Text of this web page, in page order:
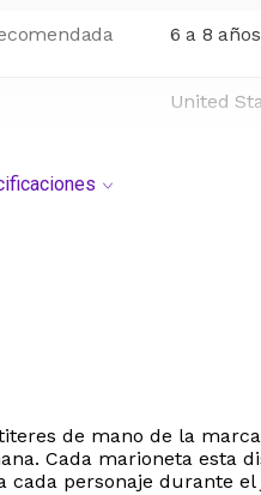
6 a 8 años
United
de mano de la
Cada marioneta esta
personaje durante